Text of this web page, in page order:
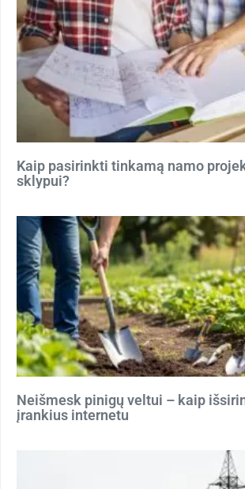
Kaip pasirinkti tinkamą namo
sklypui?
Neišmesk pinigų veltui – kaip
įrankius internetu